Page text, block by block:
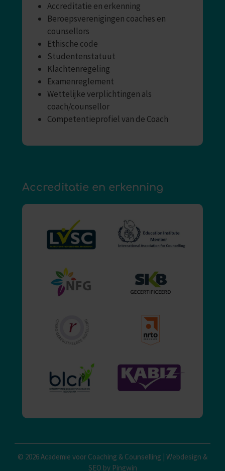
Accreditatie en erkenning
Beroepsverenigingen coaches en
counsellors
Ethische code
Studentenstatuut
Klachtenregeling
Examenreglement
Wettelijke verplichtingen als
coach/counsellor
Competentieprofiel van de Coach
Accreditatie en erkenning
© 2026 Academie voor Coaching & Counselling | Webdesign &
SEO by Pingwin